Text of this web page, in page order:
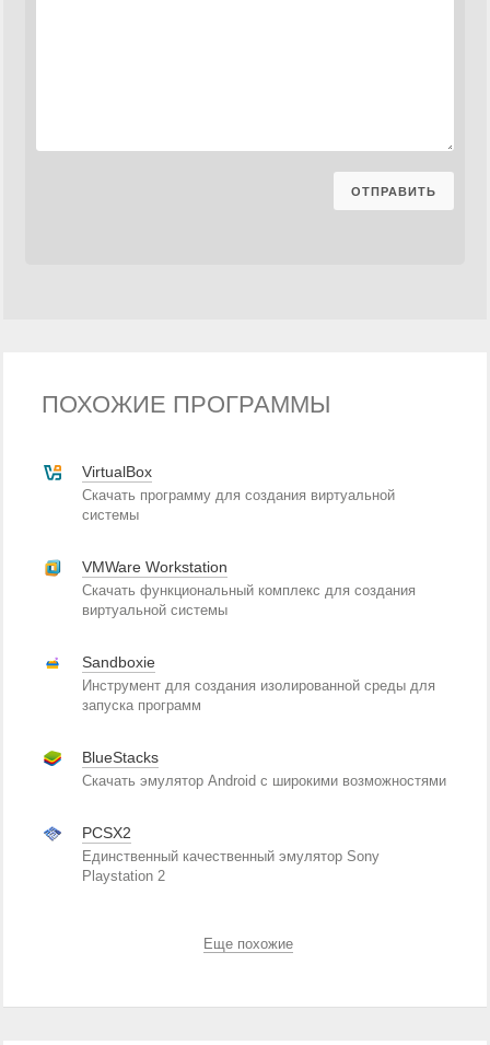
ПОХОЖИЕ ПРОГРАММЫ
VirtualBox
Скачать программу для создания виртуальной
системы
VMWare Workstation
Скачать функциональный комплекс для создания
виртуальной системы
Sandboxie
Инструмент для создания изолированной среды для
запуска программ
BlueStacks
Скачать эмулятор Android с широкими возможностями
PCSX2
Единственный качественный эмулятор Sony
Playstation 2
Еще похожие